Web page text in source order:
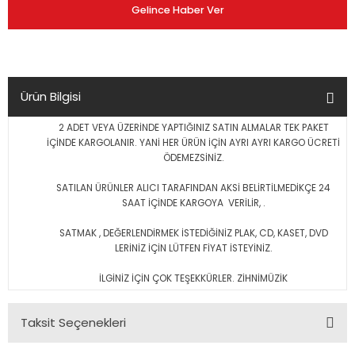
Gelince Haber Ver
Ürün Bilgisi
2 ADET VEYA ÜZERİNDE YAPTIĞINIZ SATIN ALMALAR TEK PAKET
İÇİNDE KARGOLANIR. YANİ HER ÜRÜN İÇİN AYRI AYRI KARGO ÜCRETİ
ÖDEMEZSİNİZ.
SATILAN ÜRÜNLER ALICI TARAFINDAN AKSİ BELİRTİLMEDİKÇE 24
SAAT İÇİNDE KARGOYA VERİLİR, .
SATMAK , DEĞERLENDİRMEK İSTEDİĞİNİZ PLAK, CD, KASET, DVD
LERİNİZ İÇİN LÜTFEN FİYAT İSTEYİNİZ.
İLGİNİZ İÇİN ÇOK TEŞEKKÜRLER. ZİHNİMÜZİK
Taksit Seçenekleri